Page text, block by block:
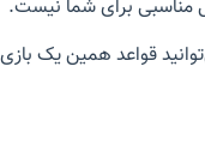
مناسبی برای شما نیست.
قواعد همین یک